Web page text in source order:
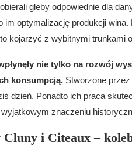
gleby odpowiednie dla
im optymalizację produkcji
kojarzyć z wybitnymi trunkami
nie tylko na rozwój
konsumpcją. Stworzone
dzień. Ponadto ich praca
znaczeniu
i Citeaux –